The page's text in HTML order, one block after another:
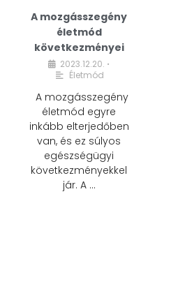
A mozgásszegény
életmód
következményei
2023.12.20. •
Életmód
A mozgásszegény
életmód egyre
inkább elterjedőben
van, és ez súlyos
egészségügyi
következményekkel
jár. A …